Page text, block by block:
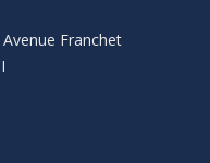
Franchet